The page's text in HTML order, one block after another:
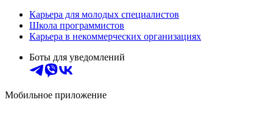
Карьера для молодых специалистов
Школа программистов
Карьера в некоммерческих организациях
Боты для уведомлений
Мобильное приложение